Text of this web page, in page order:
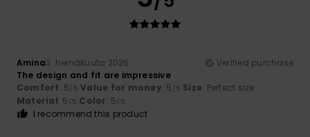
Amina3. heinäkuuta 2026
Verified purchase
The design and fit are impressive
Comfort: 5/5 Value for money: 5 /5 Size: Perfect size
Material: 5 /5 Color: 5/5
I recommend this product